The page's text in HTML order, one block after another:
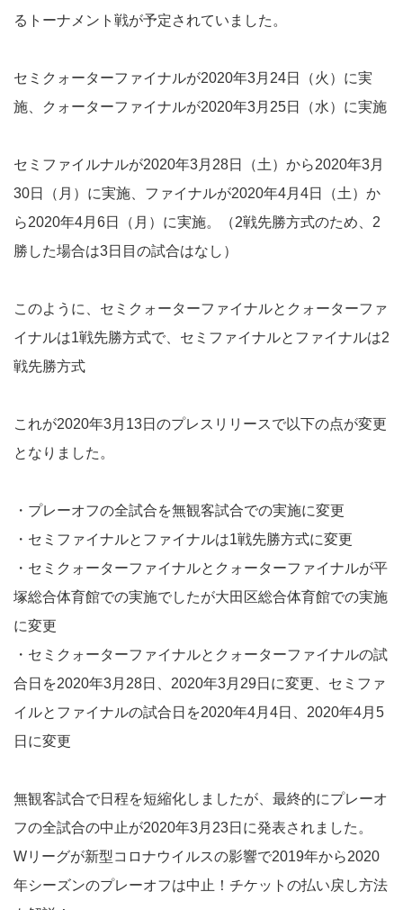
るトーナメント戦が予定されていました。
セミクォーターファイナルが2020年3月24日（火）に実
施、クォーターファイナルが2020年3月25日（水）に実施
セミファイルナルが2020年3月28日（土）から2020年3月
30日（月）に実施、ファイナルが2020年4月4日（土）か
ら2020年4月6日（月）に実施。（2戦先勝方式のため、2
勝した場合は3日目の試合はなし）
このように、セミクォーターファイナルとクォーターファ
イナルは1戦先勝方式で、セミファイナルとファイナルは2
戦先勝方式
これが2020年3月13日のプレスリリースで以下の点が変更
となりました。
・プレーオフの全試合を無観客試合での実施に変更
・セミファイナルとファイナルは1戦先勝方式に変更
・セミクォーターファイナルとクォーターファイナルが平
塚総合体育館での実施でしたが大田区総合体育館での実施
に変更
・セミクォーターファイナルとクォーターファイナルの試
合日を2020年3月28日、2020年3月29日に変更、セミファ
イルとファイナルの試合日を2020年4月4日、2020年4月5
日に変更
無観客試合で日程を短縮化しましたが、最終的にプレーオ
フの全試合の中止が2020年3月23日に発表されました。
Wリーグが新型コロナウイルスの影響で2019年から2020
年シーズンのプレーオフは中止！チケットの払い戻し方法